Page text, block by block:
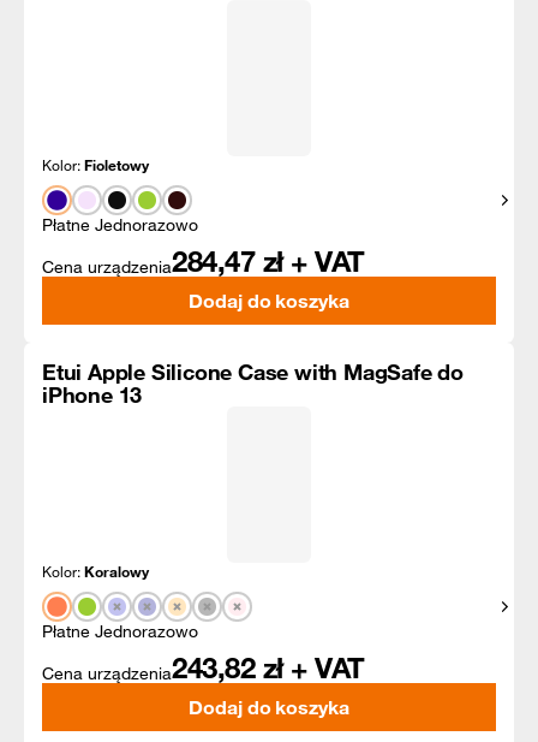
Kolor:Fioletowy
Płatne Jednorazowo
Cena urządzenia284,47 zł + VAT
Dodaj do koszyka
Etui Apple Silicone Case with MagSafe do
iPhone 13
Kolor:Koralowy
Płatne Jednorazowo
Cena urządzenia243,82 zł + VAT
Dodaj do koszyka